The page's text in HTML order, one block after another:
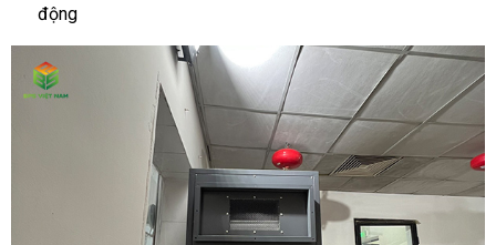
động